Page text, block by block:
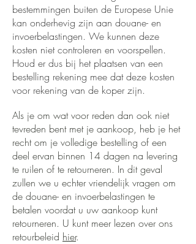
bestemmingen buiten de Europese Unie
kan onderhevig zijn aan douane- en
invoerbelastingen. We kunnen deze
kosten niet controleren en voorspellen.
Houd er dus bij het plaatsen van een
bestelling rekening mee dat deze kosten
voor rekening van de koper zijn.
Als je om wat voor reden dan ook niet
tevreden bent met je aankoop, heb je het
recht om je volledige bestelling of een
deel ervan binnen 14 dagen na levering
te ruilen of te retourneren. In dit geval
zullen we u echter vriendelijk vragen om
de douane- en invoerbelastingen te
betalen voordat u uw aankoop kunt
retourneren. U kunt meer lezen over ons
retourbeleid hier.